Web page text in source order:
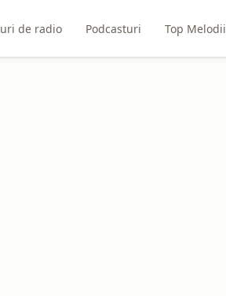
de radio Podcasturi Top Melodii